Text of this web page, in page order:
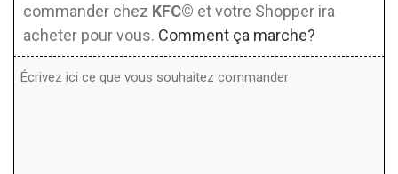
commander chez KFC© et votre Shopper ira
acheter pour vous. Comment ça marche?